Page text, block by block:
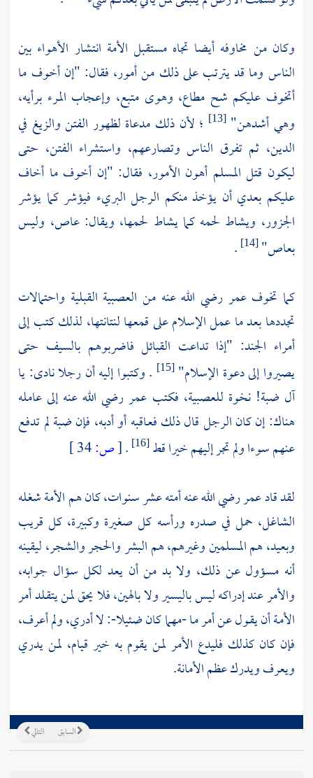
وكان من مخاوفه أيضا تجاه مستقبل الأمة انتشار الأهواء بين
الناس وما قد يترتب على ذلك من أمور، فقال: "إن أخوف ما
أتخوف عليكم شح مطاع، وهوى متبع، وإعجاب المرء برأيه،
وهي أشدهن"[13]
؛ لأن ذلك مدعاة لظهور الفتن والزيغ في
الدين، ثم تفرق الناس وتصارعهم، واستشراء الفتن، حتى
ليكون قتل المسلم أهون الأمور، فقال: "إن أخوف ما أخاف
عليكم بعدي أن يؤخذ منكم الرجل البريء فيؤشر كما يؤشر
الجزور، ويشاط لحمه كما يشاط لحمها، ويقال: عاص، وليس
بعاص"[14]
.
كما تخوف عمر رضي الله عنه من العصبية القبلية واحتمالات
تجددها بعد ما عمل الإسلام على قمعها لنتانتها، لذلك كتب إلى
أمراء الجند: "إذا تداعت القبائل فاضربوهم بالسيف حتى
يصيروا إلى دعوة الإسلام"[15]
. وكتبوا إليه أن رجلا نادى: يا
آل ضبة! نخوة للعصبية، فكتب عمر رضي الله عنه إلى عامله
هناك: إن كان الرجل قال ذلك فعـاقبه أو أدبه، فإن ضبة لم تدفـع
عنهم سوءا ولم تجر إليهم خيرا قط[16]
.
[ص:
لقد قاد عمر رضي الله عنه أمته عشر سنوات، كان هم الأمة شغله
الشاغل، حمل في صدره ورأسه كل صغيرة وكبيرة، كل قريب
وبعيد، هم المسلمين وغيرهم، هم البشر والحجر والشجر، ليقينه
أنه مسؤول عن ذلك، ولا بد من أن يعد لكل سؤال جوابه،
والأمر عند إدراكه ليس باليسير ولا بالهين، فلا يحق لمن يتقـلد أمر
الأمـة أن يقـول عن أمر مـا -مهما كان ضئيلا-: لا أدري، ولم أعرف،
فإن كان كذلك فليدع الأمر لمن يقوم به خير قيام، لمن يدري
ويعرف ويدرك عظم الأمانة.
التالي السابق